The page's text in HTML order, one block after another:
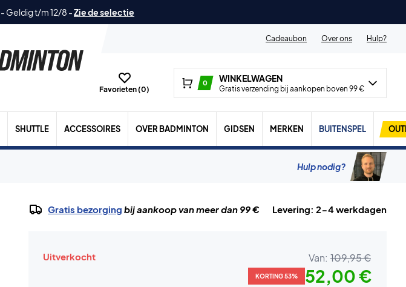
- Geldig t/m 12/8 -Zie de selectie
Cadeaubon
Over ons Hulp?
Favorieten (0)
0 WINKELWAGEN
Gratis verzending bij aankopen boven 99 €
SHUTTLE ACCESSOIRES OVER BADMINTON GIDSEN MERKEN BUITENSPEL
Hulp nodig?
Gratis bezorging bij aankoop van meer dan 99 € Levering: 2-4 werkdagen
Uitverkocht Van: 109,95 €
KORTING 53% 52,00 €